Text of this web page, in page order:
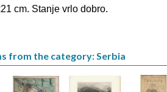
cm. Stanje vrlo dobro.
from the category: Serbia